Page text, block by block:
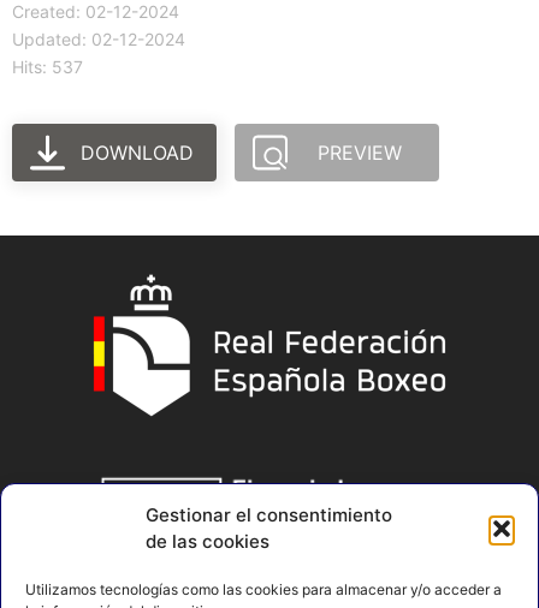
Gestionar el consentimiento
de las cookies
Utilizamos tecnologías como las cookies para almacenar y/o acceder a
Created: 02-12-2024
Updated: 02-12-2024
Hits: 537
DOWNLOAD PREVIEW